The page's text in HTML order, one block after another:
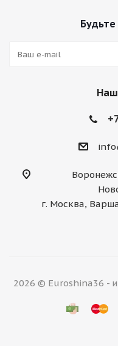
Будьте
г. Москва,
2026 © Euroshina36 -